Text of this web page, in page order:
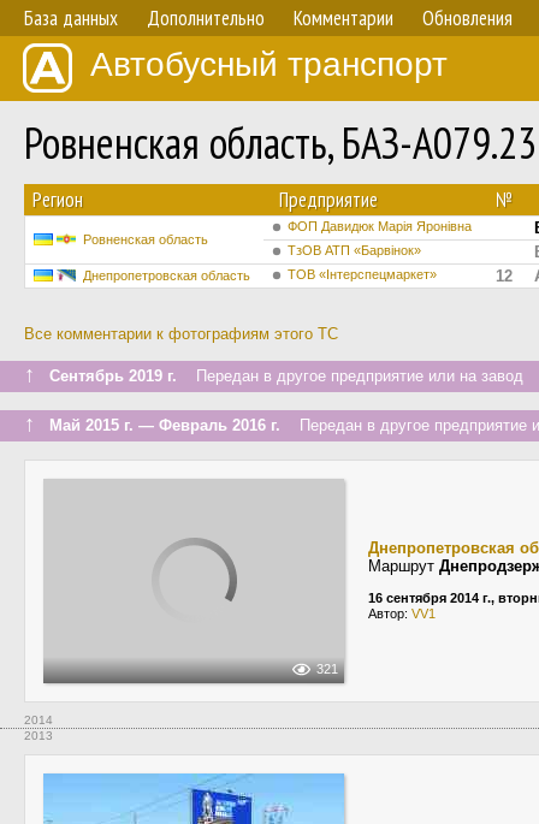
База данных Дополнительно Комментарии Обновления
Автобусный транспорт
Ровненская область, БАЗ-
Регион Предприятие №
Ровненская область
ФОП Давидюк Марія Яронівна
ТзОВ АТП «Барвінок»
Днепропетровская область ТОВ «Інтерспецмаркет» 12
Все комментарии к фотографиям этого ТС
↑ Сентябрь 2019 г. Передан в другое предприятие или на завод
↑ Май 2015 г. — Февраль 2016 г. Передан в другое предприятие
321
Днепропетровская
Маршрут
16 сентября 2014 г.,
Автор: VV1
2014
2013